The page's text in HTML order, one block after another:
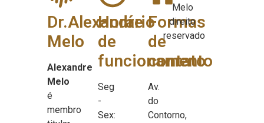
Dr.Alexandre
Melo
Alexandre
Melo
é
membro
Horário
de
funcionamento
Seg
-
Sex:
Formas
de
contato
Av.
do
Contorno,
Melo
direito
reservado